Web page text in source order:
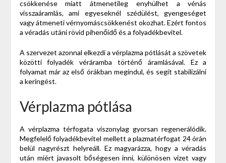
csökkenése miatt átmenetileg enyhülhet a vénás
visszaáramlás, ami egyeseknél szédülést, gyengeséget
vagy átmeneti vérnyomáscsökkenést okozhat. Ezért fontos
a véradás utáni rövid pihenőidő és a folyadékbevitel.
A szervezet azonnal elkezdi a vérplazma pótlását a szövetek
közötti folyadék véráramba történő áramlásával. Ez a
folyamat már az első órákban megindul, és segít stabilizálni
a keringést.
Vérplazma pótlása
A vérplazma térfogata viszonylag gyorsan regenerálódik.
Megfelelő folyadékbevitel mellett a plazmatérfogat 24 órán
belül nagyrészt helyreáll. Ez magyarázza, hogy a véradás
után miért javasolt bőségesen inni, különösen vizet vagy